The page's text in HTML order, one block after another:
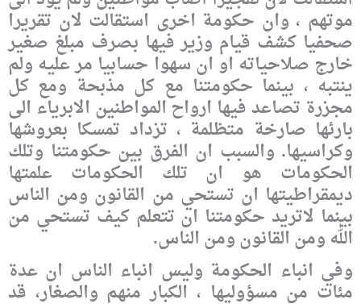
موتهم ، وان حكومة اخرى استقالت لان تقريرا
صحفيا كشف قيام وزير فيها بصرف مبلغ صغير
خارج صلاحياته او ان سهوا حسابيا مر عليه ولم
ينتبه ، بينما حكومتنا مع كل مذبحة ومع كل
مجزرة تصاعد فيها ارواح المواطنين الابرياء الى
بارئها صارخة متظلمة ، تزداد تمسكا بعروشها
وكراسيها. والسبب ان الفرق بين حكومتنا وتلك
الحكومات هو ان تلك الحكومات علمتها
ديمقراطيتها ان تستحي من القانون ومن الناس
بينما لاتريد حكومتنا ان تتعلم كيف تستحي من
الله ومن القانون ومن الناس.
وفي انباء الحكومة وليس انباء الناس ان عدة
مئات من مسؤوليها ، الكبار منهم والصغار، قد